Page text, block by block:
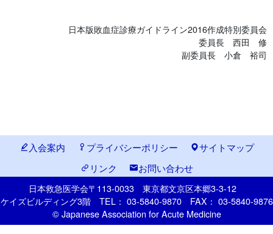
日本版敗血症診療ガイドライン2016作成特別委員会
委員長 西田 修
副委員長 小倉 裕司
入会案内 プライバシーポリシー
サイトマップ
リンク
お問い合わせ
日本救急医学会〒113-0033 東京都文京区本郷3-3-12
ケイズビルディング3階 TEL： 03-5840-9870 FAX： 03-5840-9876
© Japanese Association for Acute Medicine